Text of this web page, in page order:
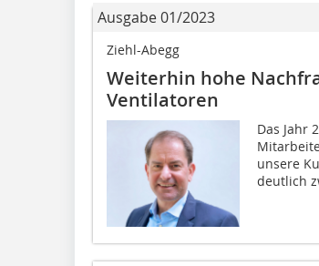
Ausgabe 01/2023
Ziehl-Abegg
Weiterhin hohe
Ventilatoren
Das Jahr
unsere
deutlich